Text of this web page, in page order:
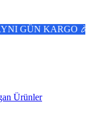
1.500 TL
Ürünler